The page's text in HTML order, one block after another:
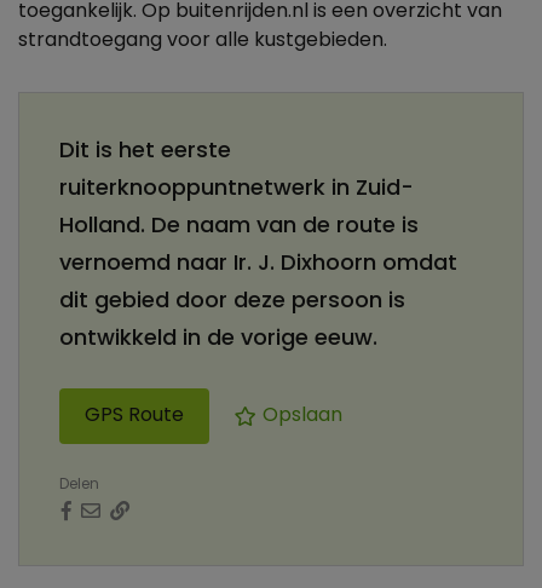
toegankelijk. Op buitenrijden.nl is een overzicht van
strandtoegang voor alle kustgebieden.
Dit is het eerste
ruiterknooppuntnetwerk in Zuid-
Holland. De naam van de route is
vernoemd naar Ir. J. Dixhoorn omdat
dit gebied door deze persoon is
ontwikkeld in de vorige eeuw.
GPS Route Opslaan
Delen